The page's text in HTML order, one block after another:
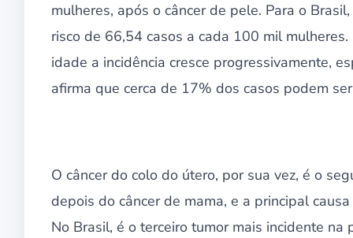
mulheres, após o câncer de pele. Para o
risco de 66,54 casos a cada 100 mil
idade a incidência cresce progressivamente,
afirma que cerca de 17% dos casos podem
O câncer do colo do útero, por sua vez, é o
depois do câncer de mama, e a principal
No Brasil, é o terceiro tumor mais incidente